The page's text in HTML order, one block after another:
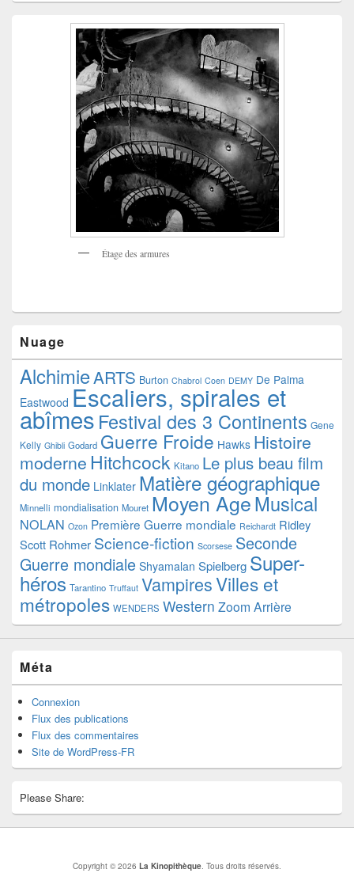
Étage des armures
Nuage
AlchimieARTS Burton Chabrol Coen DEMY De Palma
Eastwood Escaliers, spirales et
abîmes Festival des 3 Continents Gene
Kelly Ghibli Godard Guerre Froide Hawks Histoire
moderne Hitchcock Kitano Le plus beau film
du monde Linklater Matière géographique
Minnelli mondialisation Mouret Moyen AgeMusical
NOLAN Ozon Première Guerre mondiale Reichardt Ridley
Scott Rohmer Science-fiction Scorsese Seconde
Guerre mondiale Shyamalan Spielberg Super-
héros Tarantino Truffaut VampiresVilles et
métropoles WENDERS Western Zoom Arrière
Méta
Connexion
Flux des publications
Flux des commentaires
Site de WordPress-FR
Please Share:
Copyright © 2026 La Kinopithèque . Tous droits réservés.